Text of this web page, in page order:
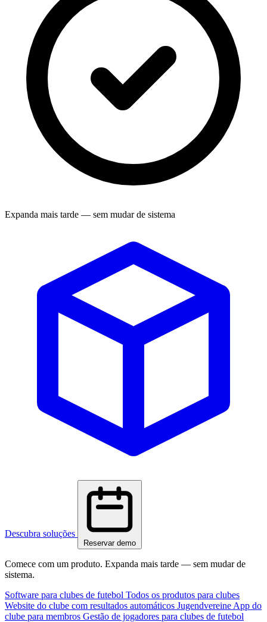
Expanda mais tarde — sem mudar de sistema
Descubra soluções
Reservar demo
Comece com um produto. Expanda mais tarde — sem mudar de
sistema.
Software para clubes de futebol Todos os produtos para clubes
Website do clube com resultados automáticos Jugendvereine App do
clube para membros Gestão de jogadores para clubes de futebol